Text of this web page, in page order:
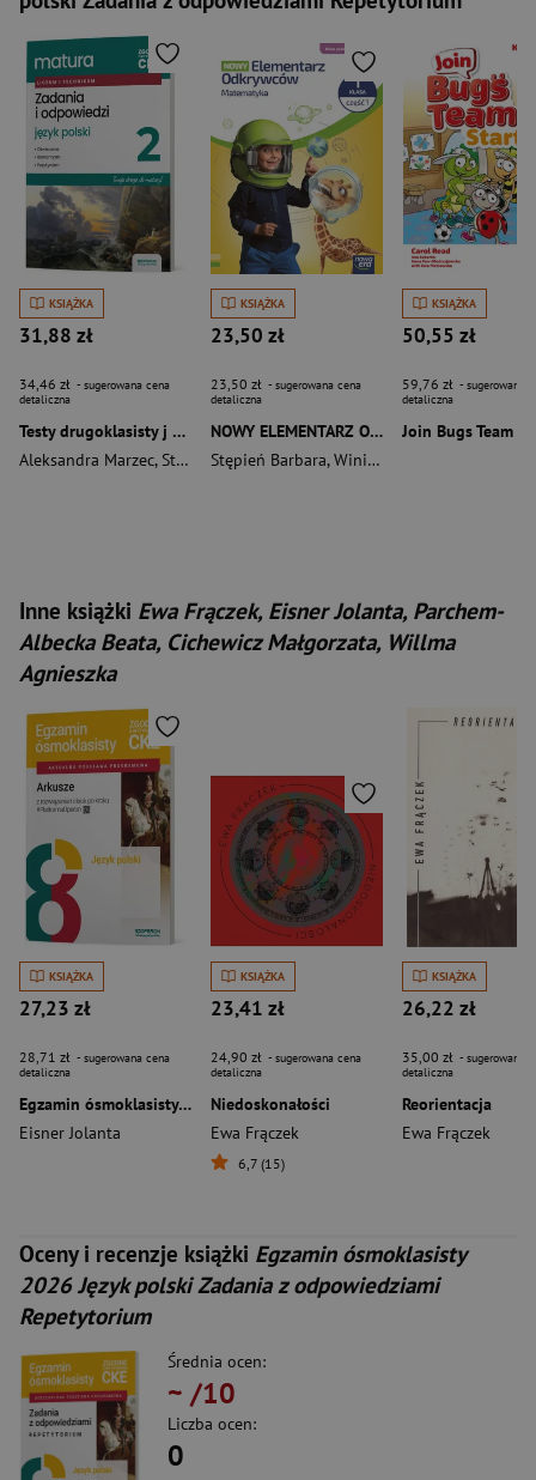
KSIĄŻKA
31,88 zł
34,46 zł - sugerowana cena
detaliczna
Testy drugoklasisty j polski Zadania i odpowedzi
Aleksandra Marzec, Steblecka-Jankowska Magdalena
KSIĄŻKA
23,50 zł
23,50 zł - sugerowana cena
detaliczna
NOWY ELEMENTARZ ODKRYWCÓW Podręcznik matematyka klasa 1 częć 1 EDYCJA 2026
Stępień Barbara,Winiecka-Nowak Joanna
KSIĄŻKA
50,55 zł
59,76 zł - sugerowana
detaliczna
Inne książki Ewa Frączek, Eisner Jolanta, Parchem-
Albecka Beata, Cichewicz Małgorzata, Willma
Agnieszka
KSIĄŻKA
27,23 zł
28,71 zł - sugerowana cena
detaliczna
Egzamin ósmoklasisty 2027 Język polski Arkusze
Eisner Jolanta
KSIĄŻKA
23,41 zł
24,90 zł - sugerowana cena
detaliczna
Niedoskonałości
Ewa Frączek
6,7 (15)
KSIĄŻKA
26,22 zł
35,00 zł - sugerowana
detaliczna
Reorientacja
Ewa Frączek
Oceny i recenzje książki Egzamin ósmoklasisty
2026 Język polski Zadania z odpowiedziami
Repetytorium
Średnia ocen:
~ /10
Liczba ocen:
0